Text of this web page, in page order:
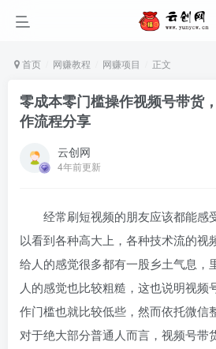
首页 网赚教程 网赚项目 正文
零成本零门槛操作视频号带货
作流程分享
云创网
4年前更新
经常刷短视频的朋友应该都能感
以看到各种高大上，各种技术流的视
给人的感觉很多都有一股乡土气息，
人的感觉也比较粗糙，这也说明视频
作门槛也就比较低些，然而依托微信
对于绝大部分普通人而言，视频号带